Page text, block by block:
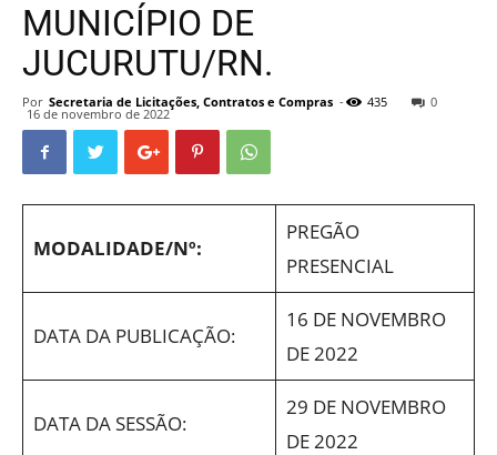
MUNICÍPIO DE
JUCURUTU/RN.
Por Secretaria de Licitações, Contratos e Compras -
16 de novembro de 2022
435 0
MODALIDADE/Nº:
PREGÃO
PRESENCIAL
DATA DA PUBLICAÇÃO:
16 DE NOVEMBRO
DE 2022
DATA DA SESSÃO:
29 DE NOVEMBRO
DE 2022